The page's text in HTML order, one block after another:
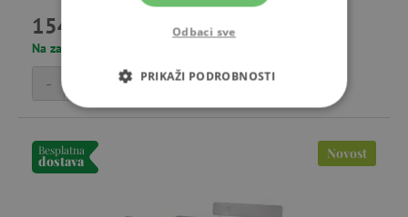
154,00 €
Na zalihi
+
- Dodaj u košaricu
Besplatna
dostava Novost
Odbaci sve
PRIKAŽI PODROBNOSTI
NUŽNO POTREBNI KOLAČIĆI
FUNKCIONALNOST